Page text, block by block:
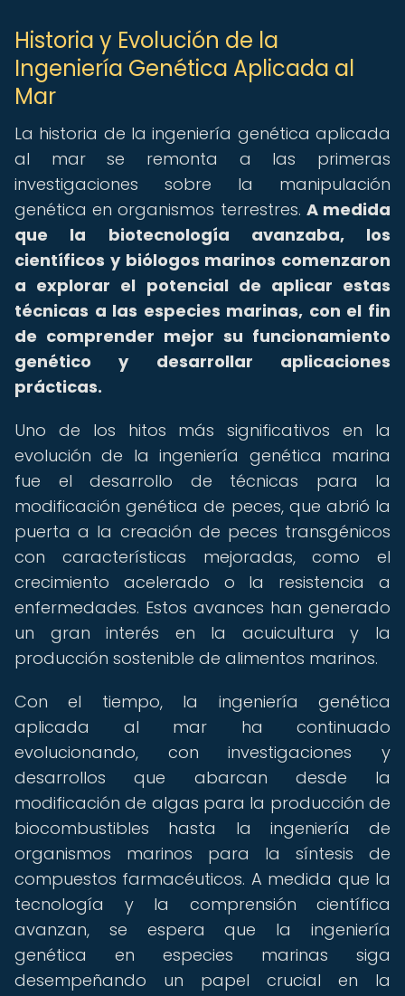
Historia y Evolución de la
Ingeniería Genética Aplicada al
Mar
La historia de la ingeniería genética aplicada
al mar se remonta a las primeras
investigaciones sobre la manipulación
genética en organismos terrestres. A medida
que la biotecnología avanzaba, los
científicos y biólogos marinos comenzaron
a explorar el potencial de aplicar estas
técnicas a las especies marinas, con el fin
de comprender mejor su funcionamiento
genético y desarrollar aplicaciones
prácticas.
Uno de los hitos más significativos en la
evolución de la ingeniería genética marina
fue el desarrollo de técnicas para la
modificación genética de peces, que abrió la
puerta a la creación de peces transgénicos
con características mejoradas, como el
crecimiento acelerado o la resistencia a
enfermedades. Estos avances han generado
un gran interés en la acuicultura y la
producción sostenible de alimentos marinos.
Con el tiempo, la ingeniería genética
aplicada al mar ha continuado
evolucionando, con investigaciones y
desarrollos que abarcan desde la
modificación de algas para la producción de
biocombustibles hasta la ingeniería de
organismos marinos para la síntesis de
compuestos farmacéuticos. A medida que la
tecnología y la comprensión científica
avanzan, se espera que la ingeniería
genética en especies marinas siga
desempeñando un papel crucial en la